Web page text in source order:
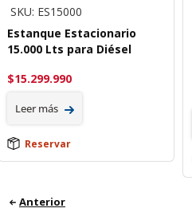
SKU: ES15000
Estanque Estacionario
15.000 Lts para Diésel
$15.299.990
Leer más
Reservar
Anterior